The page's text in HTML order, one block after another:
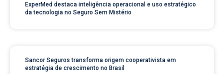
ExperMed destaca inteligência operacional e uso estratégico
da tecnologia no Seguro Sem Mistério
Sancor Seguros transforma origem cooperativista em
estratégia de crescimento no Brasil